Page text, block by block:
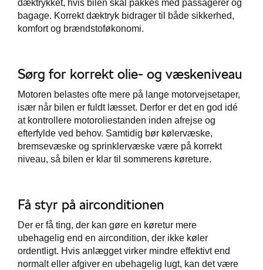
dæktrykket, hvis bilen skal pakkes med passagerer og
bagage. Korrekt dæktryk bidrager til både sikkerhed,
komfort og brændstoføkonomi.
Sørg for korrekt olie- og væskeniveau
Motoren belastes ofte mere på lange motorvejsetaper,
især når bilen er fuldt læsset. Derfor er det en god idé
at kontrollere motoroliestanden inden afrejse og
efterfylde ved behov. Samtidig bør kølervæske,
bremsevæske og sprinklervæske være på korrekt
niveau, så bilen er klar til sommerens køreture.
Få styr på airconditionen
Der er få ting, der kan gøre en køretur mere
ubehagelig end en aircondition, der ikke køler
ordentligt. Hvis anlægget virker mindre effektivt end
normalt eller afgiver en ubehagelig lugt, kan det være